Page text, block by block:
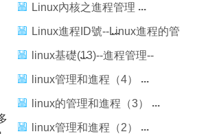
Linux內核之進程管理
Linux進程ID號--Linux進程的管
理與調度（三）
linux基礎(13)--進程管理--
RHEL6.5
linux管理和進程（4）
linux的管理和進程（3）
linux管理和進程（2）